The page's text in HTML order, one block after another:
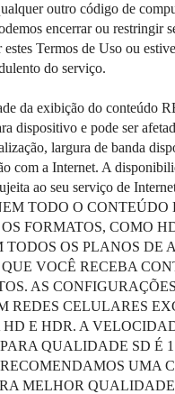
outro código de
encerrar ou restringir
estes Termos de Uso ou
do serviço.
da exibição do conteúdo
dispositivo e pode ser
largura de banda
com a Internet. A
ao seu serviço de
TODO O
FORMATOS, COMO
TODOS OS PLANOS DE
VOCÊ RECEBA
AS
REDES CELULARES
E HDR. A
QUALIDADE SD É
UMA
MELHOR